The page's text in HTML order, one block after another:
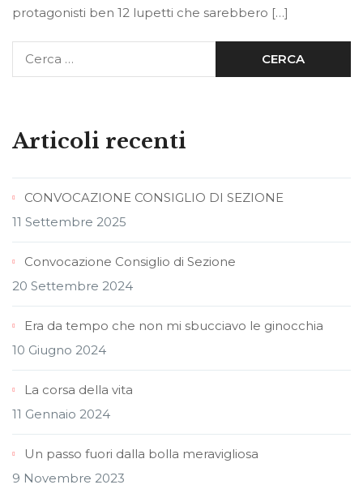
protagonisti ben 12 lupetti che sarebbero […]
Articoli recenti
CONVOCAZIONE CONSIGLIO DI SEZIONE
11 Settembre 2025
Convocazione Consiglio di Sezione
20 Settembre 2024
Era da tempo che non mi sbucciavo le ginocchia
10 Giugno 2024
La corsa della vita
11 Gennaio 2024
Un passo fuori dalla bolla meravigliosa
9 Novembre 2023